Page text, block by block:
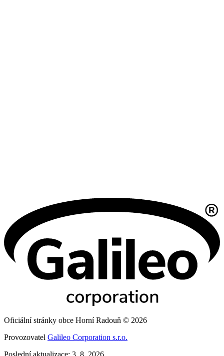
Oficiální stránky obce Horní Radouň © 2026
Provozovatel Galileo Corporation s.r.o.